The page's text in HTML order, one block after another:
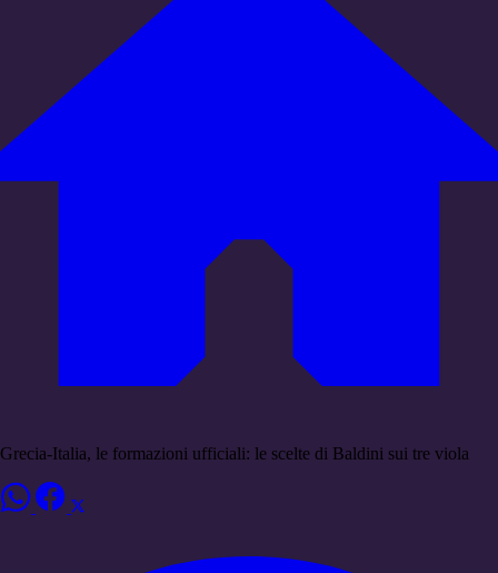
Grecia-Italia, le formazioni ufficiali: le scelte di Baldini sui tre viola